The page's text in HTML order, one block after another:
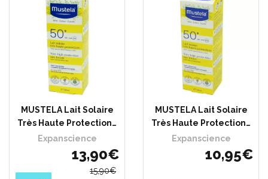
MUSTELA Lait Solaire
Très Haute Protection…
Expanscience
13,90€
15,90€
MUSTELA Lait Solaire
Très Haute Protection…
Expanscience
10,95€